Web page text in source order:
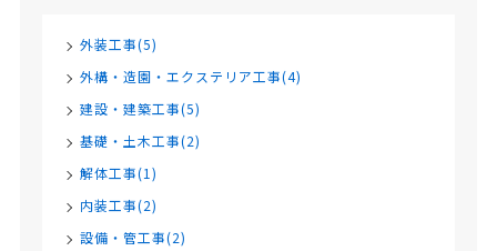
外装工事(5)
外構・造園・エクステリア工事(4)
建設・建築工事(5)
基礎・土木工事(2)
解体工事(1)
内装工事(2)
設備・管工事(2)